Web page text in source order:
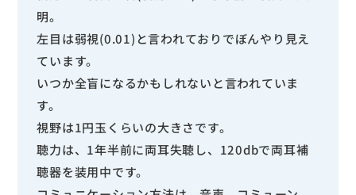
明。
左目は弱視(0.01)と言われておりでぼんやり見え
ています。
いつか全盲になるかもしれないと言われていま
す。
視野は1円玉くらいの大きさです。
聴力は、1年半前に両耳失聴し、120dbで両耳補
聴器を装用中です。